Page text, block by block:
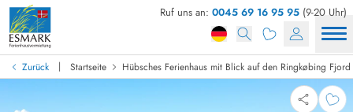
Ruf uns an: 0045 69 16 95 95 (9-20 Uhr)
Zurück | Startseite Hübsches Ferienhaus mit Blick auf den Ringkøbing Fjord